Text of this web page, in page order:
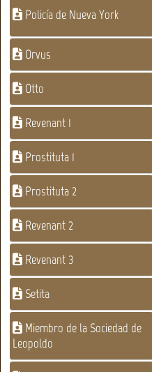
Policía de Nueva York
Orvus
Otto
Revenant 1
Prostituta 1
Prostituta 2
Revenant 2
Revenant 3
Setita
Miembro de la Sociedad de
Leopoldo